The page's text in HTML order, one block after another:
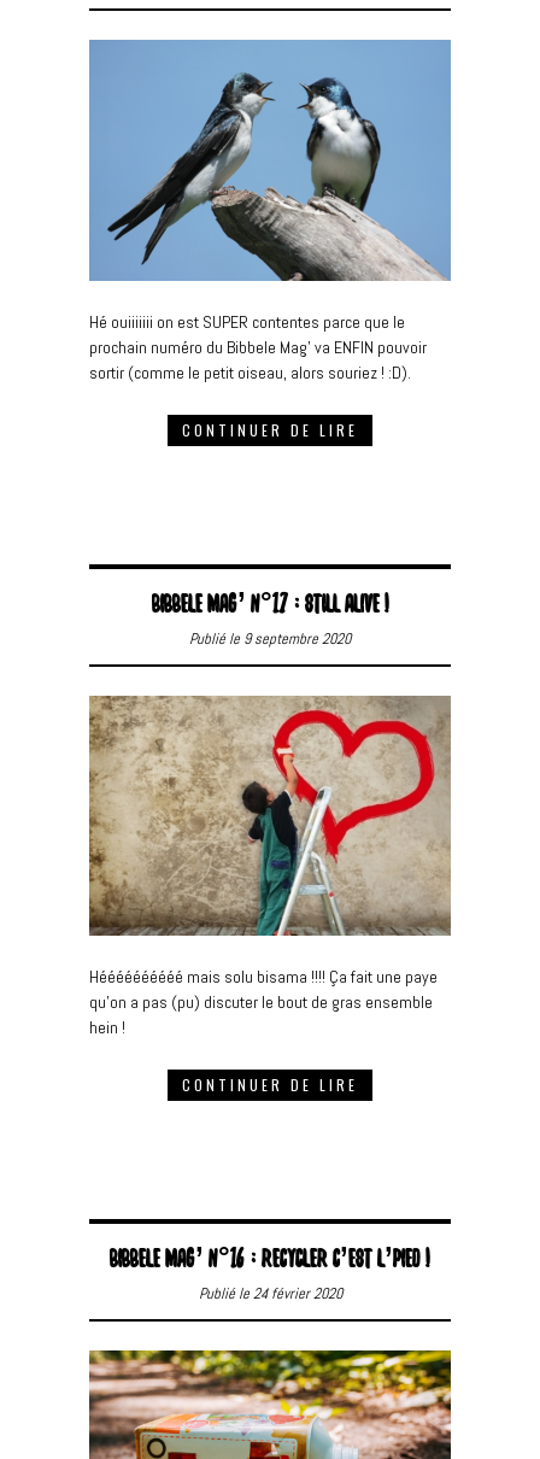
Hé ouiiiiiii on est SUPER contentes parce que le
prochain numéro du Bibbele Mag’ va ENFIN pouvoir
sortir (comme le petit oiseau, alors souriez ! :D).
CONTINUER DE LIRE
BIBBELE MAG’ N°17 : STILL ALIVE !
Publié le 9 septembre 2020
Héééééééééé mais solu bisama !!!! Ça fait une paye
qu’on a pas (pu) discuter le bout de gras ensemble
hein !
CONTINUER DE LIRE
BIBBELE MAG’ N°16 : RECYCLER C’EST L’PIED !
Publié le 24 février 2020